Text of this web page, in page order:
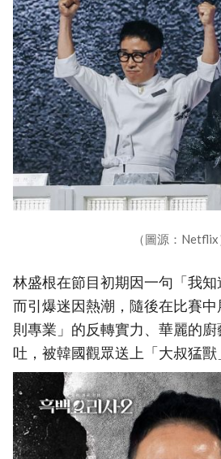
（圖源：Netflix
林盛根在節目初期因一句「我知
而引爆迷因熱潮，隨後在比賽
則專業」的反轉實力、華麗的
吐，被韓國觀眾送上「大叔猛獸